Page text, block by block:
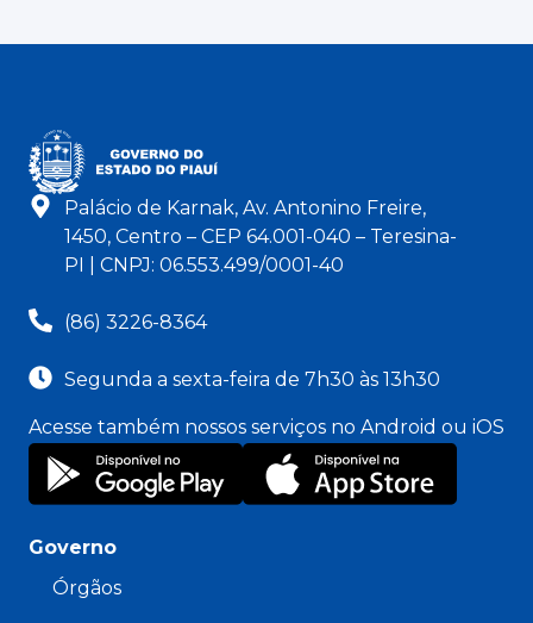
Palácio de Karnak, Av. Antonino Freire,
1450, Centro – CEP 64.001-040 – Teresina-
PI | CNPJ: 06.553.499/0001-40
(86) 3226-8364
Segunda a sexta-feira de 7h30 às 13h30
Acesse também nossos serviços no Android ou iOS
Governo
Órgãos